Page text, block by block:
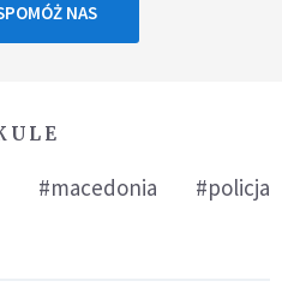
NAS
#macedonia
#policja